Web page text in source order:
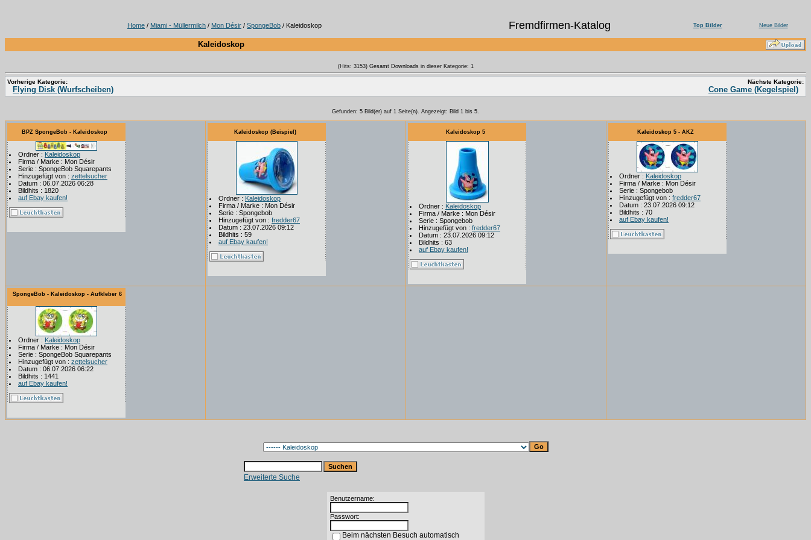
Home / Miami - Müllermilch / Mon Désir / SpongeBob / Kaleidoskop Fremdfirmen-Katalog Top Bilder Neue Bilder
Kaleidoskop
(Hits: 3153) Gesamt Downloads in dieser Kategorie: 1
Vorherige Kategorie:
Flying Disk (Wurfscheiben)
Nächste Kategorie:
Cone Game (Kegelspiel)
Gefunden: 5 Bild(er) auf 1 Seite(n). Angezeigt: Bild 1 bis 5.
BPZ SpongeBob - Kaleidoskop
Ordner : Kaleidoskop
Firma / Marke : Mon Désir
Serie : SpongeBob Squarepants
Hinzugefügt von : zettelsucher
Datum : 06.07.2026 06:28
Bildhits : 1820
auf Ebay kaufen!
Kaleidoskop (Beispiel)
Ordner : Kaleidoskop
Firma / Marke : Mon Désir
Serie : Spongebob
Hinzugefügt von : fredder67
Datum : 23.07.2026 09:12
Bildhits : 59
auf Ebay kaufen!
Kaleidoskop 5
Ordner : Kaleidoskop
Firma / Marke : Mon Désir
Serie : Spongebob
Hinzugefügt von : fredder67
Datum : 23.07.2026 09:12
Bildhits : 63
auf Ebay kaufen!
Kaleidoskop 5 - AKZ
Ordner : Kaleidoskop
Firma / Marke : Mon Désir
Serie : Spongebob
Hinzugefügt von : fredder67
Datum : 23.07.2026 09:12
Bildhits : 70
auf Ebay kaufen!
SpongeBob - Kaleidoskop - Aufkleber 6
Ordner : Kaleidoskop
Firma / Marke : Mon Désir
Serie : SpongeBob Squarepants
Hinzugefügt von : zettelsucher
Datum : 06.07.2026 06:22
Bildhits : 1441
auf Ebay kaufen!
Erweiterte Suche
Benutzername:
Passwort:
Beim nächsten Besuch automatisch